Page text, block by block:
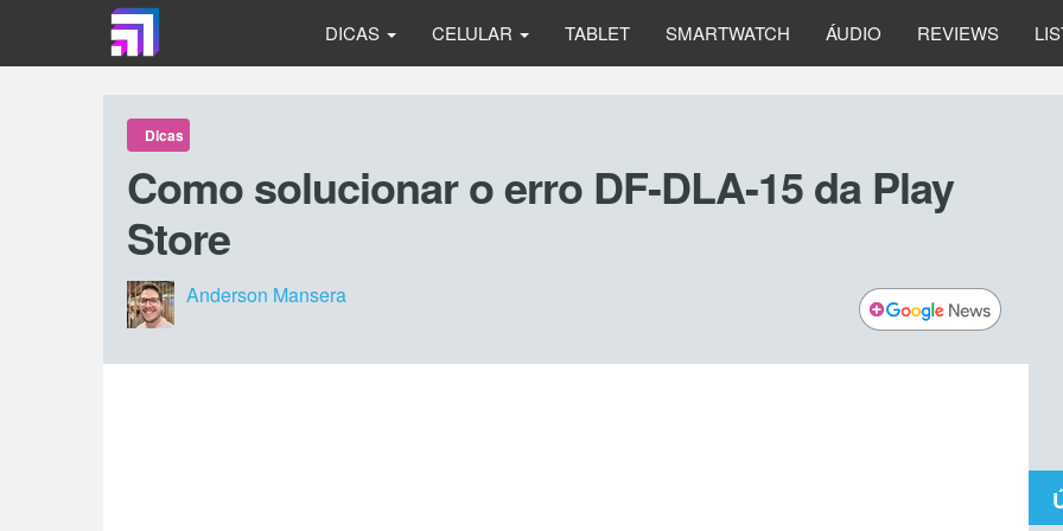
DICAS CELULAR TABLET SMARTWATCH ÁUDIO REVIEWS
Dicas
Como solucionar o erro DF-DLA-15 da Play
Store
Anderson Mansera